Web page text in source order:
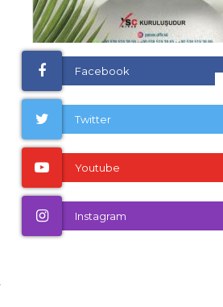
Facebook
Twitter
Youtube
Instagram